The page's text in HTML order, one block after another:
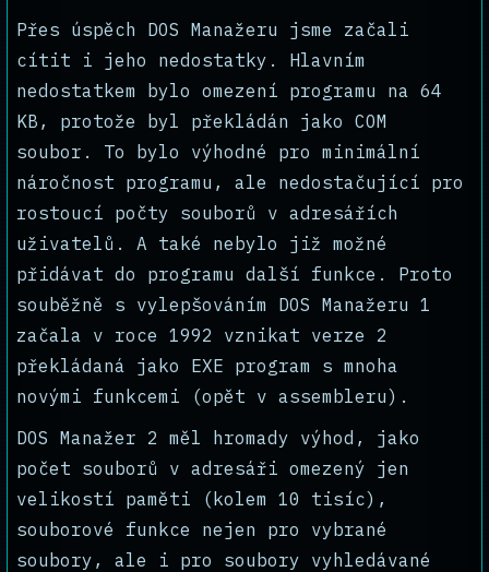
Přes úspěch DOS Manažeru jsme začali
cítit i jeho nedostatky. Hlavním
nedostatkem bylo omezení programu na 64
KB, protože byl překládán jako COM
soubor. To bylo výhodné pro minimální
náročnost programu, ale nedostačující pro
rostoucí počty souborů v adresářích
uživatelů. A také nebylo již možné
přidávat do programu další funkce. Proto
souběžně s vylepšováním DOS Manažeru 1
začala v roce 1992 vznikat verze 2
překládaná jako EXE program s mnoha
novými funkcemi (opět v assembleru).
DOS Manažer 2 měl hromady výhod, jako
počet souborů v adresáři omezený jen
velikostí paměti (kolem 10 tisíc),
souborové funkce nejen pro vybrané
soubory, ale i pro soubory vyhledávané